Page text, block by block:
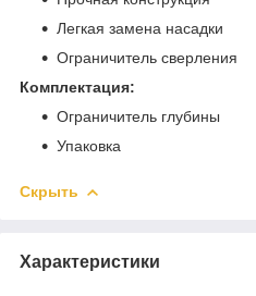
Легкая замена насадки
Ограничитель сверления
Комплектация:
Ограничитель глубины
Упаковка
Скрыть
Характеристики